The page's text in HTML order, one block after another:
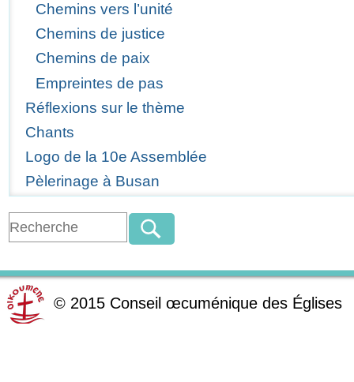
Chemins vers l’unité
Chemins de justice
Chemins de paix
Empreintes de pas
Réflexions sur le thème
Chants
Logo de la 10e Assemblée
Pèlerinage à Busan
© 2015 Conseil œcuménique des Églises